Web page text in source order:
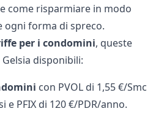
come risparmiare in modo
ogni forma di spreco.
per i condomini, queste
disponibili:
con PVOL di 1,55 €/Smc
e PFIX di 120 €/PDR/anno.